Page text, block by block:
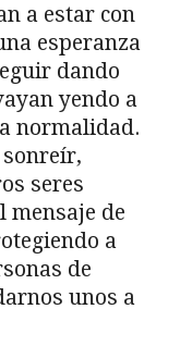
a estar con
esperanza
dando
yendo a
normalidad.
sonreír,
seres
mensaje de
a
de
unos a